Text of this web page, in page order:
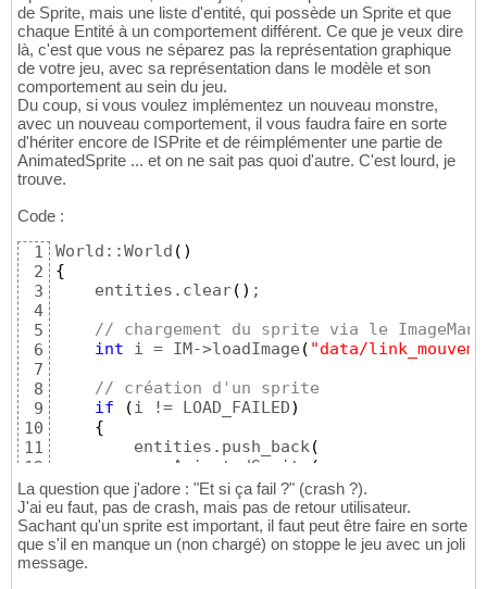
31
32
return true
}
de Sprite, mais une liste d'entité, qui possède un Sprite et que
chaque Entité à un comportement différent. Ce que je veux dire
là, c'est que vous ne séparez pas la représentation graphique
de votre jeu, avec sa représentation dans le modèle et son
comportement au sein du jeu.
Du coup, si vous voulez implémentez un nouveau monstre,
avec un nouveau comportement, il vous faudra faire en sorte
d'hériter encore de ISPrite et de réimplémenter une partie de
AnimatedSprite ... et on ne sait pas quoi d'autre. C'est lourd, je
trouve.
Code :
1
2
3
4
5
6
7
8
9
10
11
12
13
14
15
16
World::World ( )
{
    entities.clear
( ) ;
// chargement du sprite via le
int i = IM->loadImage ( "data/
// création d'un sprite
if
(i != LOAD_FAILED)
{
        entities.push_back
(
AnimatedSprite
(
            IM->getImageSizeById
            IVect2D
(100, 10), i, USize2D
}
}
La question que j'adore : "Et si ça fail ?" (crash ?).
J'ai eu faut, pas de crash, mais pas de retour utilisateur.
Sachant qu'un sprite est important, il faut peut être faire en sorte
que s'il en manque un (non chargé) on stoppe le jeu avec un joli
message.